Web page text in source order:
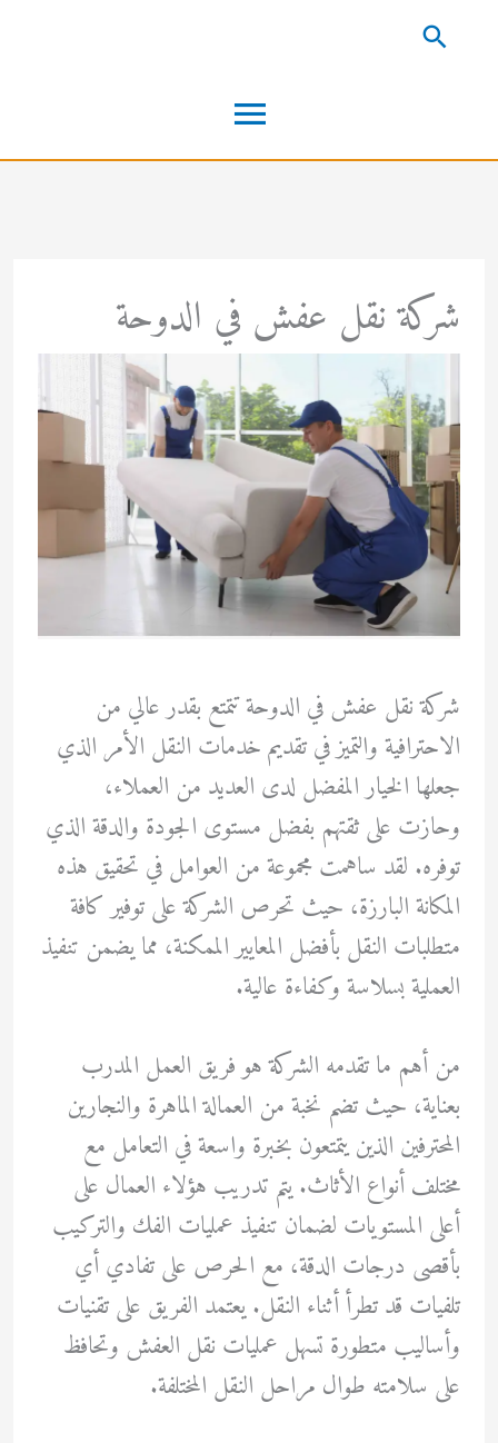
القائمة
الرئيسية
البحث
شركة نقل عفش في الدوحة
شركة نقل عفش في الدوحة تتمتع بقدر عالي من
الاحترافية والتميز في تقديم خدمات النقل الأمر الذي
جعلها الخيار المفضل لدى العديد من العملاء،
وحازت على ثقتهم بفضل مستوى الجودة والدقة الذي
توفره. لقد ساهمت مجموعة من العوامل في تحقيق هذه
المكانة البارزة، حيث تحرص الشركة على توفير كافة
متطلبات النقل بأفضل المعايير الممكنة، مما يضمن تنفيذ
العملية بسلاسة وكفاءة عالية.
من أهم ما تقدمه الشركة هو فريق العمل المدرب
بعناية، حيث تضم نخبة من العمالة الماهرة والنجارين
المحترفين الذين يتمتعون بخبرة واسعة في التعامل مع
مختلف أنواع الأثاث. يتم تدريب هؤلاء العمال على
أعلى المستويات لضمان تنفيذ عمليات الفك والتركيب
بأقصى درجات الدقة، مع الحرص على تفادي أي
تلفيات قد تطرأ أثناء النقل. يعتمد الفريق على تقنيات
وأساليب متطورة تسهل عمليات نقل العفش وتحافظ
على سلامته طوال مراحل النقل المختلفة.